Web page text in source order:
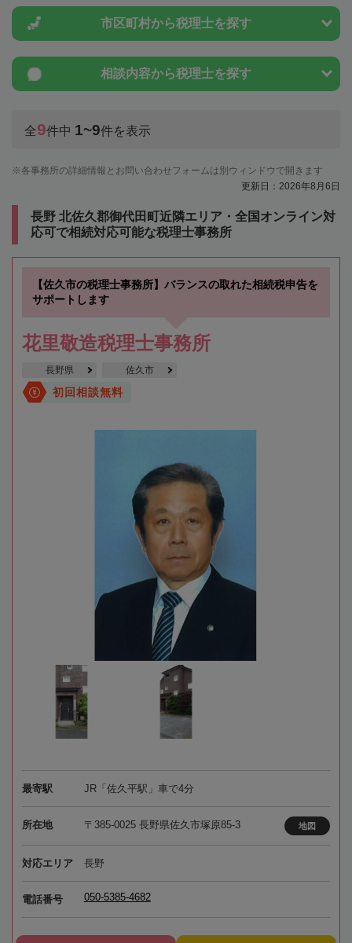
市区町村から税理士を探す
相談内容から税理士を探す
全9件中 1~9件を表示
各事務所の詳細情報とお問い合わせフォームは別ウィンドウで開きます
更新日：2026年8月6日
長野 北佐久郡御代田町近隣エリア・全国オンライン対
応可で相続対応可能な税理士事務所
【佐久市の税理士事務所】バランスの取れた相続税申告を
サポートします
花里敬造税理士事務所
長野県 佐久市
初回相談無料
最寄駅 JR「佐久平駅」車で4分
所在地 〒385-0025 長野県佐久市塚原85-3 地図
対応エリア 長野
電話番号 050-5385-4682